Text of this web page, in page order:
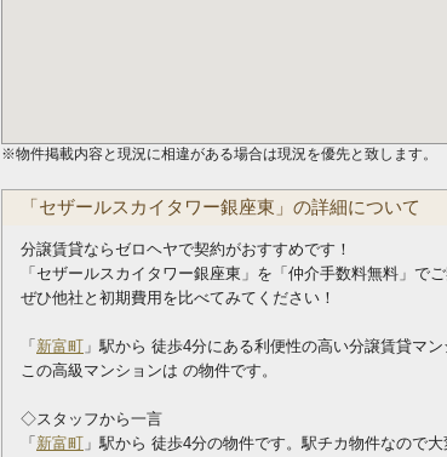
※物件掲載内容と現況に相違がある場合は現況を優先と致します。
「セザールスカイタワー銀座東」の詳細について
分譲賃貸ならゼロヘヤで契約がおすすめです！
「セザールスカイタワー銀座東」を「仲介手数料無料」でご
ぜひ他社と初期費用を比べてみてください！
「 新富町 」駅から 徒歩4分にある利便性の高い分譲賃貸マン
この高級マンションは の物件です。
◇スタッフから一言
「 新富町 」駅から 徒歩4分の物件です。駅チカ物件なので